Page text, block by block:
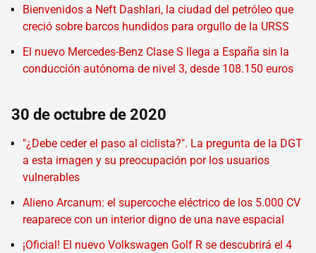
Bienvenidos a Neft Dashlari, la ciudad del petróleo que
creció sobre barcos hundidos para orgullo de la URSS
El nuevo Mercedes-Benz Clase S llega a España sin la
conducción autónoma de nivel 3, desde 108.150 euros
30 de octubre de 2020
"¿Debe ceder el paso al ciclista?". La pregunta de la DGT
a esta imagen y su preocupación por los usuarios
vulnerables
Alieno Arcanum: el supercoche eléctrico de los 5.000 CV
reaparece con un interior digno de una nave espacial
¡Oficial! El nuevo Volkswagen Golf R se descubrirá el 4